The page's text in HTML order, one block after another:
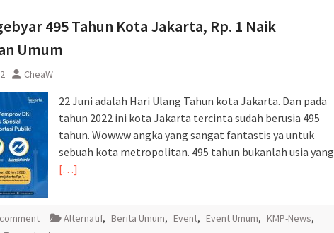
perjalanan KA
495 Tahun Kota Jakarta, Rp. 1 Naik
Umum
CheaW
22 Juni adalah Hari Ulang Tahun kota Jakarta. Dan pada
tahun 2022 ini kota Jakarta tercinta sudah berusia 495
tahun. Wowww angka yang sangat fantastis ya untuk
sebuah kota metropolitan. 495 tahun bukanlah usia yang
[…]
Alternatif, Berita Umum, Event, Event Umum, KMP-News,